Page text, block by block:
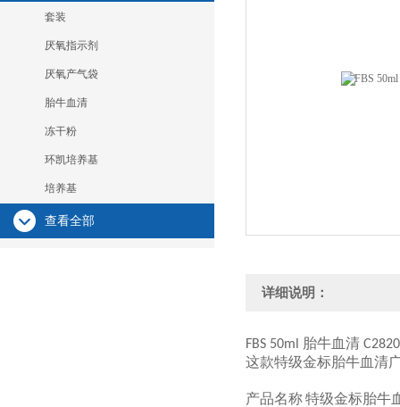
套装
厌氧指示剂
厌氧产气袋
胎牛血清
冻干粉
环凯培养基
培养基
查看全部
详细说明：
FBS 50ml 胎牛血清
这款特级金标胎牛血清
产品名称特级金标胎牛